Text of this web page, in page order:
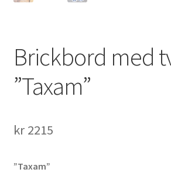
Brickbord med
”Taxam”
kr2215
”Taxam”